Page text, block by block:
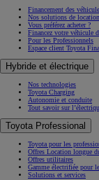
Financement des
Nos solutions de
Vous préférez acheter ?
Financez votre véhicule
Pour les Professionnels
Espace client Toyota
Hybride et électrique
Nos technologies
Toyota Charging
Autonomie et conduite
Tout savoir sur
Toyota Professional
Toyota pour les
Offres Location longue
Offres utilitaires
Gamme électrifiée pour
Solutions et services